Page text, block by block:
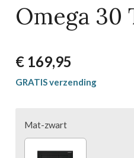
Omega 30
€ 169,95
GRATIS verzending
Mat-zwart